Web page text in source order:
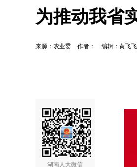
为推动我省
来源：农业委 作者： 编辑：黄飞飞
湖南人大微信